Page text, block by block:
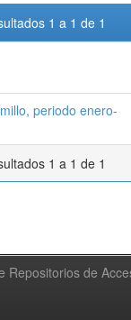
1 a 1 de 1
periodo enero-
1 a 1 de 1
Repositorios de